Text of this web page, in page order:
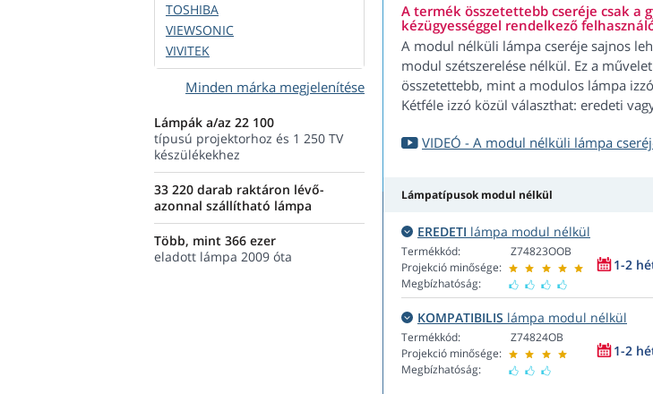
A termék összetettebb cseréje csak a
kézügyességgel rendelkező
A modul nélküli lámpa cseréje sajnos
modul szétszerelése nélkül. Ez a
összetettebb, mint a modulos lámpa
Kétféle izzó közül választhat: eredeti
VIDEÓ - A modul nélküli lámpa
Lámpatípusok modul nélkül
EREDETI lámpa modul nélkül
Termékkód:
Projekció minősége:
Megbízhatóság:
Z74823OOB
1-2
KOMPATIBILIS lámpa modul nélkül
Termékkód:
Projekció minősége:
Megbízhatóság:
Z74824OB
1-2
TOSHIBA
VIEWSONIC
VIVITEK
Minden márka megjelenítése
Lámpák a/az 22 100
típusú projektorhoz és 1 250 TV
készülékekhez
33 220 darab raktáron lévő-
azonnal szállítható lámpa
Több, mint 366 ezer
eladott lámpa 2009 óta